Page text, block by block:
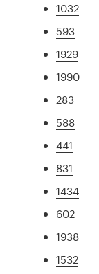
1032
593
1929
1990
283
588
441
831
1434
602
1938
1532